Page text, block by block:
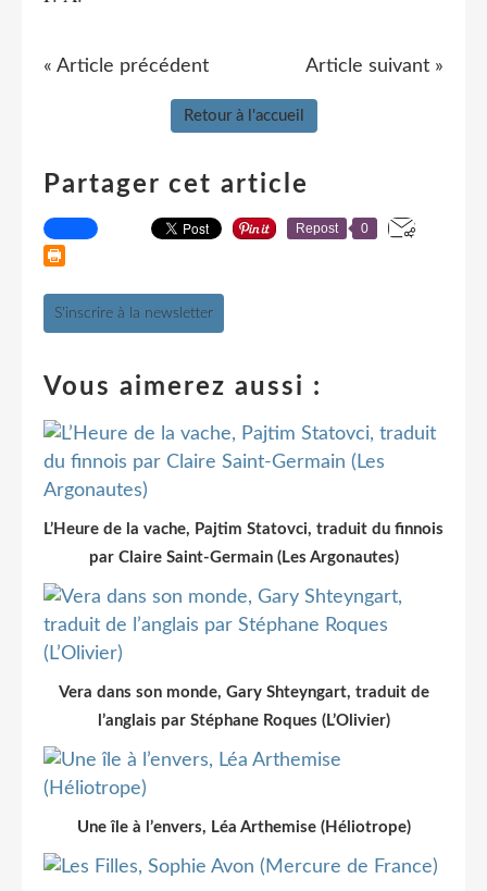
« Article précédent Article suivant »
Retour à l'accueil
Partager cet article
Repost 0
S'inscrire à la newsletter
Vous aimerez aussi :
L’Heure de la vache, Pajtim Statovci, traduit du finnois
par Claire Saint-Germain (Les Argonautes)
Vera dans son monde, Gary Shteyngart, traduit de
l’anglais par Stéphane Roques (L’Olivier)
Une île à l’envers, Léa Arthemise (Héliotrope)